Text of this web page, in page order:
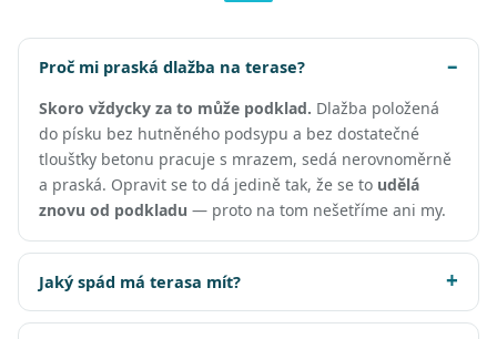
Proč mi praská dlažba na terase?
Skoro vždycky za to může podklad. Dlažba položená
do písku bez hutněného podsypu a bez dostatečné
tloušťky betonu pracuje s mrazem, sedá nerovnoměrně
a praská. Opravit se to dá jedině tak, že se to udělá
znovu od podkladu — proto na tom nešetříme ani my.
Jaký spád má terasa mít?